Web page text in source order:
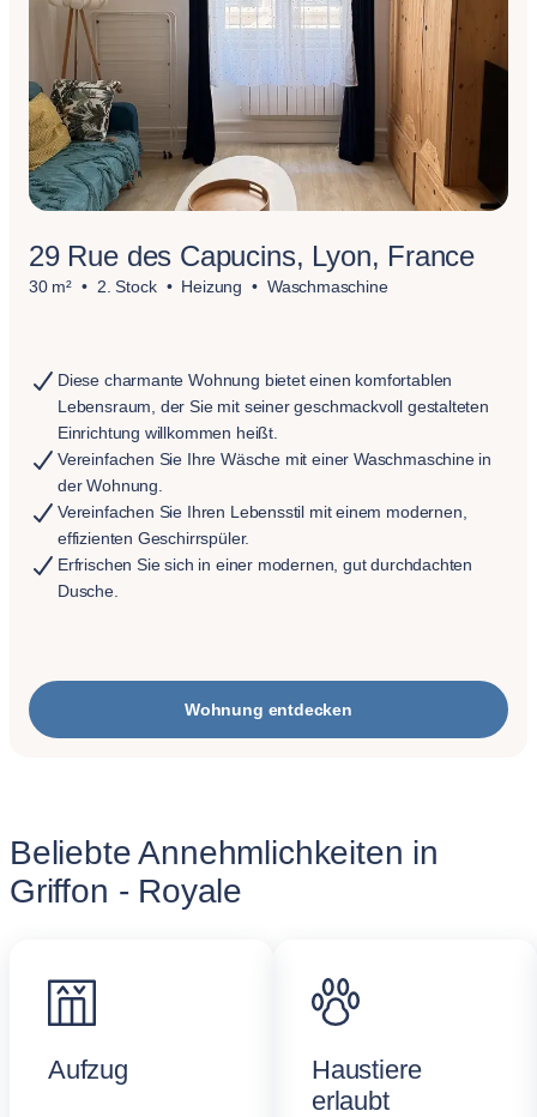
29 Rue des Capucins, Lyon, France
30 m² 2. Stock Heizung Waschmaschine
Diese charmante Wohnung bietet einen komfortablen
Lebensraum, der Sie mit seiner geschmackvoll gestalteten
Einrichtung willkommen heißt.
Vereinfachen Sie Ihre Wäsche mit einer Waschmaschine in
der Wohnung.
Vereinfachen Sie Ihren Lebensstil mit einem modernen,
effizienten Geschirrspüler.
Erfrischen Sie sich in einer modernen, gut durchdachten
Dusche.
Wohnung entdecken
Beliebte Annehmlichkeiten in
Griffon - Royale
Aufzug
Haustiere
erlaubt